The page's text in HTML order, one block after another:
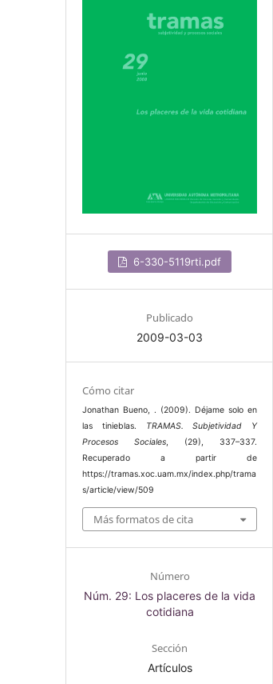
6-330-5119rti.pdf
Publicado
2009-03-03
Cómo citar
Jonathan Bueno, . (2009). Déjame solo en
las tinieblas.
TRAMAS. Subjetividad Y
Procesos Sociales, (29), 337–337.
Recuperado a partir de
https://tramas.xoc.uam.mx/index.php/trama
s/article/view/509
Más formatos de cita
Número
Núm. 29: Los placeres de la vida
cotidiana
Sección
Artículos